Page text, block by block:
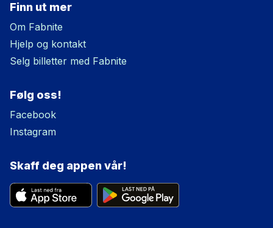
Finn ut mer
Om Fabnite
Hjelp og kontakt
Selg billetter med Fabnite
Følg oss!
Facebook
Instagram
Skaff deg appen vår!